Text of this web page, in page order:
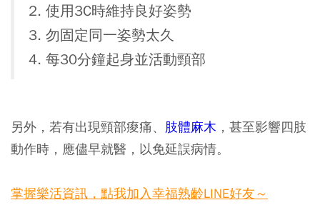
2. 使用3C時維持良好姿勢
3. 勿固定同一姿勢太久
4. 每30分鐘起身並活動頸部
另外，若有出現頸部痠痛、 肢體麻木 ，甚至影響四肢
動作時，應儘早就醫，以免延誤病情。
掌握樂活資訊，點我加入幸福熟齡LINE好友～